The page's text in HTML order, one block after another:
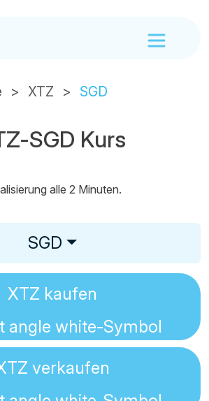
XTZ SGD
SGD Kurs
alle 2 Minuten.
SGD
XTZ kaufen
verkaufen